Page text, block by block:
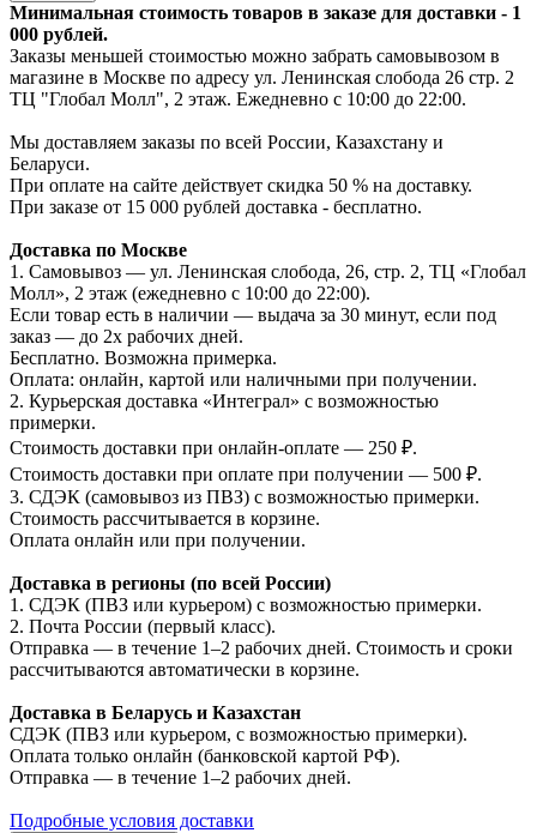
Минимальная стоимость товаров в заказе для доставки - 1
000 рублей.
Заказы меньшей стоимостью можно забрать самовывозом в
магазине в Москве по адресу ул. Ленинская слобода 26 стр. 2
ТЦ "Глобал Молл", 2 этаж. Ежедневно с 10:00 до 22:00.
Мы доставляем заказы по всей России, Казахстану и
Беларуси.
При оплате на сайте действует скидка 50 % на доставку.
При заказе от 15 000 рублей доставка - бесплатно.
Доставка по Москве
1. Самовывоз — ул. Ленинская слобода, 26, стр. 2, ТЦ «Глобал
Молл», 2 этаж (ежедневно с 10:00 до 22:00).
Если товар есть в наличии — выдача за 30 минут, если под
заказ — до 2х рабочих дней.
Бесплатно. Возможна примерка.
Оплата: онлайн, картой или наличными при получении.
2. Курьерская доставка «Интеграл» с возможностью
примерки.
Стоимость доставки при онлайн-оплате — 250 ₽.
Стоимость доставки при оплате при получении — 500 ₽.
3. СДЭК (самовывоз из ПВЗ) с возможностью примерки.
Стоимость рассчитывается в корзине.
Оплата онлайн или при получении.
Доставка в регионы (по всей России)
1. СДЭК (ПВЗ или курьером) с возможностью примерки.
2. Почта России (первый класс).
Отправка — в течение 1–2 рабочих дней. Стоимость и сроки
рассчитываются автоматически в корзине.
Доставка в Беларусь и Казахстан
СДЭК (ПВЗ или курьером, с возможностью примерки).
Оплата только онлайн (банковской картой РФ).
Отправка — в течение 1–2 рабочих дней.
Подробные условия доставки